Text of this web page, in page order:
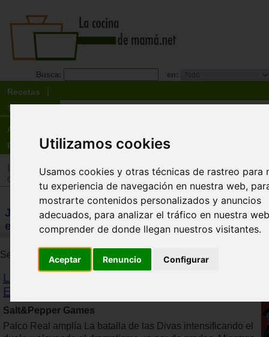
Utilizamos cookies
Usamos cookies y otras técnicas de rastreo para
tu experiencia de navegación en nuestra web,
mostrarte contenidos personalizados y anuncios
adecuados, para analizar el tráfico en nuestra
comprender de donde llegan nuestros visitantes.
Aceptar Renuncio Configurar
Busca: en:
Recetas
Tienda
Actualidad
Registro
>Tienda>Juguetes infantiles>Juguetes por edad>
de 12 años
JUGUETES: Juguetes de más de 12 años -
estrategia
Se han encontrado 98 productos. Se muestran resultados del
La batalla de las divas (The battle of the divas)
Expansión
Salt&Pepper Games
Palco Real amplía La batalla de las Divas intensificando el